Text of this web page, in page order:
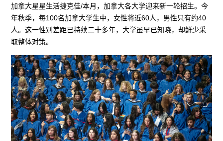
加拿大星星生活捷克佳/本月，加拿大各大学迎来新一轮招生。今
年秋季，每100名加拿大学生中，女性将近60人，男性只有约40
人。这一性别差距已持续二十多年，大学虽早已知晓，却鲜少采
取整体对策。